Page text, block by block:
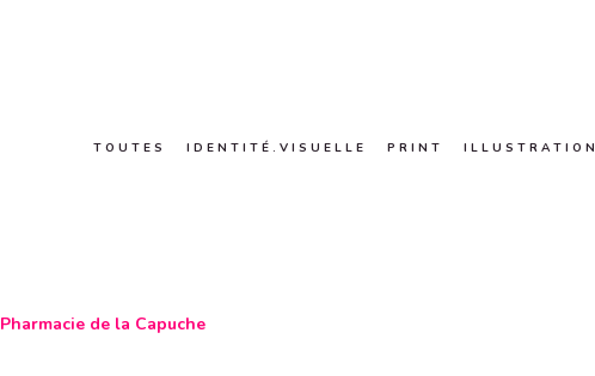
T O U T E S I D E N T I T É . V I S U E L L E P R I N T I L L U S T R A T I O N
Pharmacie de la Capuche